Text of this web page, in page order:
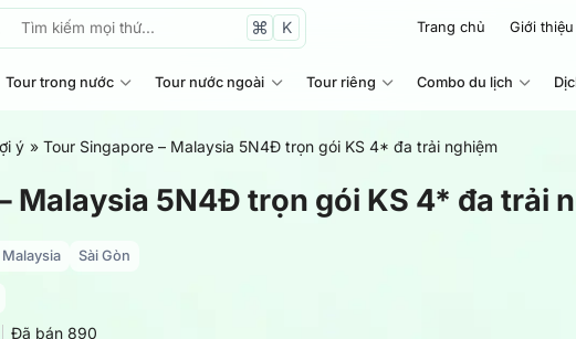
Tìm
K Trang chủ Giới thiệu
Tour trong nước Tour nước ngoài Tour riêng Combo du lịch
ý » Tour Singapore – Malaysia 5N4Đ trọn gói KS 4* đa trải nghiệm
Malaysia 5N4Đ trọn gói KS 4* đa trải
Sài Gòn
Đã bán 890